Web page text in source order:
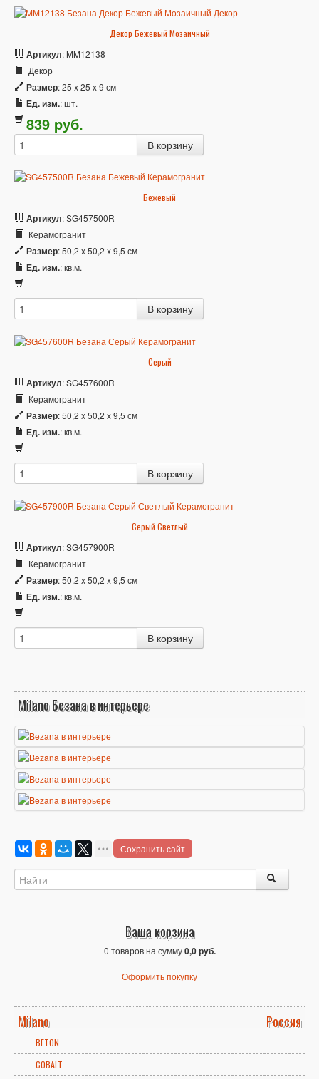
Декор Бежевый Мозаичный
Артикул: MM12138
Декор
Размер: 25 x 25 x 9 см
Ед. изм.: шт.
839 pуб.
Бежевый
Артикул: SG457500R
Керамогранит
Размер: 50,2 x 50,2 x 9,5 см
Ед. изм.: кв.м.
Серый
Артикул: SG457600R
Керамогранит
Размер: 50,2 x 50,2 x 9,5 см
Ед. изм.: кв.м.
Серый Светлый
Артикул: SG457900R
Керамогранит
Размер: 50,2 x 50,2 x 9,5 см
Ед. изм.: кв.м.
Milano Безана в интерьере
Сохранить сайт
Ваша корзина
0 товаров на сумму0,0 руб.
Оформить покупку
Milano Россия
BETON
COBALT